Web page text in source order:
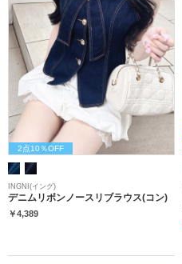
2点10％OFF
INGNI(イング)
デニムリボンノースリブラウス(コン)
￥4,389